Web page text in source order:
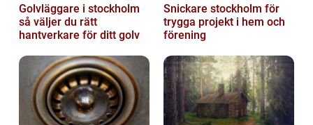
Golvläggare i stockholm
så väljer du rätt
hantverkare för ditt golv
Snickare stockholm för
trygga projekt i hem och
förening